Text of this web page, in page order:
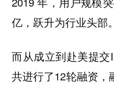
亿，跃升为行业头部。
而从成立到赴美提
共进行了12轮融资，